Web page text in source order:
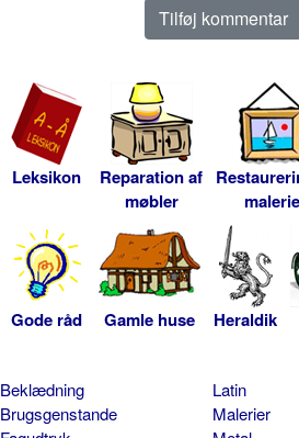
Leksikon
Reparation af
møbler
Gode råd Gamle huse Heraldik
Beklædning
Brugsgenstande
Latin
Malerier